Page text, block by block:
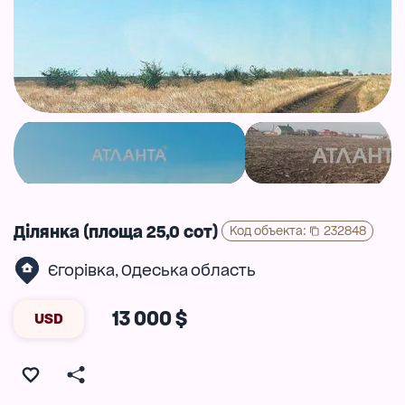
Ділянка (площа 25,0 сот) Код объекта: 232848
Єгорівка, Одеська область
USD 13 000 $